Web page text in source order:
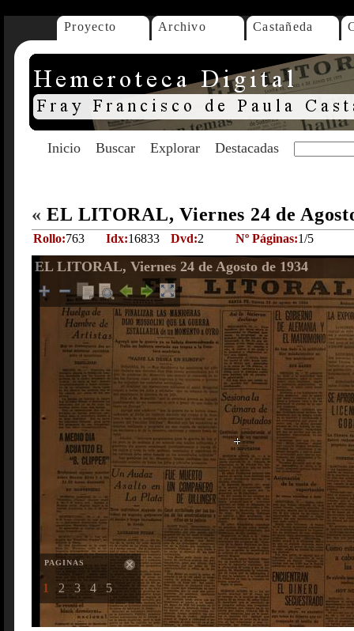
Proyecto Archivo Castañeda
Inicio Buscar Explorar Destacadas
« EL LITORAL, Viernes 24 de
Rollo:763 Idx:16833 Dvd:2 Nº Páginas:1/5
EL LITORAL, Viernes 24 de Agosto de 1934
PAGINAS
1 2 3 4 5